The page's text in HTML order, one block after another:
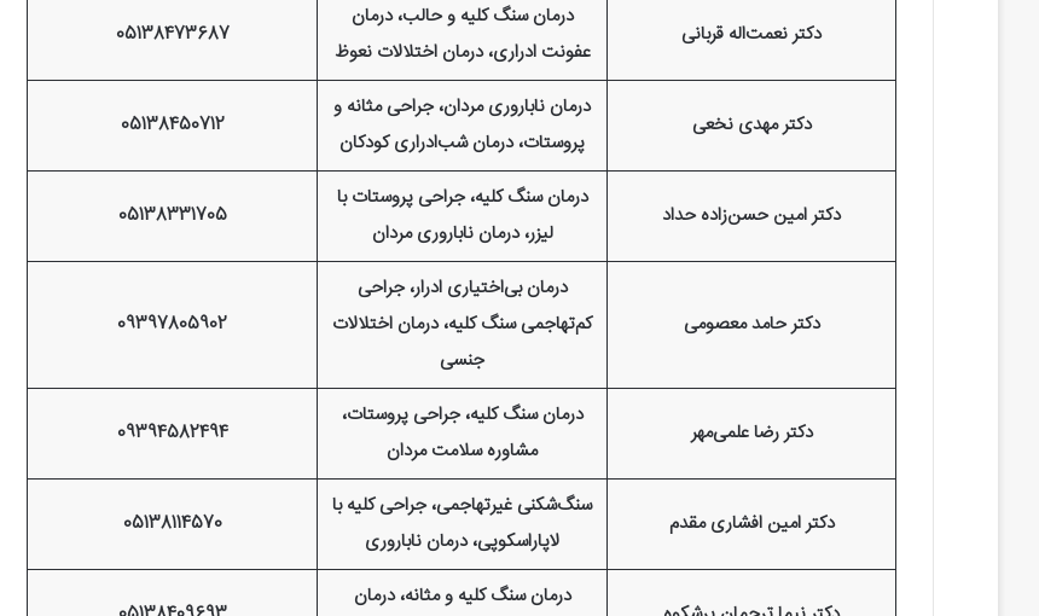
دکتر نعمت‌اله قربانی
درمان سنگ کلیه و حالب، درمان
عفونت ادراری، درمان اختلالات نعوظ
05138473687
دکتر مهدی نخعی
درمان ناباروری مردان، جراحی مثانه و
پروستات، درمان شب‌ادراری کودکان
05138450712
دکتر امین حسن‌زاده حداد
درمان سنگ کلیه، جراحی پروستات با
لیزر، درمان ناباروری مردان
05138331705
دکتر حامد معصومی
درمان بی‌اختیاری ادرار، جراحی
کم‌تهاجمی سنگ کلیه، درمان اختلالات
جنسی
09397805902
دکتر رضا علمی‌مهر
درمان سنگ کلیه، جراحی پروستات،
مشاوره سلامت مردان
09394582494
دکتر امین افشاری مقدم
سنگ‌شکنی غیرتهاجمی، جراحی کلیه با
لاپاراسکوپی، درمان ناباروری
05138114570
درمان سنگ کلیه و مثانه، درمان